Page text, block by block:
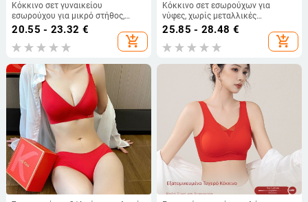
Κόκκινο σετ γυναικείου
εσωρούχου για μικρό στήθος,
χωρίς ραφές, push-up σουτιέν που
αναδεικνύει το ντεκολτέ, νυφικό
εσώρουχο
20.55 - 23.32 €
add_shopping_cart
Κόκκινο σετ εσωρούχων για
νύφες, χωρίς μεταλλικές
επενδύσεις, με ανύψωση και
πλευρική στήριξη, σουτιέν 3/4,
δαντελένιο
25.85 - 28.48 €
add_shopping_cart